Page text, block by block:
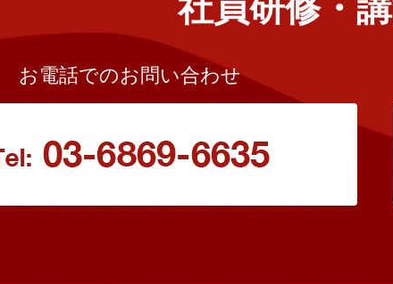
社員研修・
お電話でのお問い合わせ